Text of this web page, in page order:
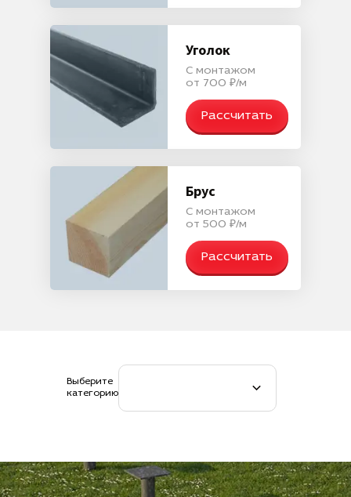
Уголок
С монтажом
от 700 ₽/м
Рассчитать
Брус
С монтажом
от 500 ₽/м
Рассчитать
Выберите
категорию